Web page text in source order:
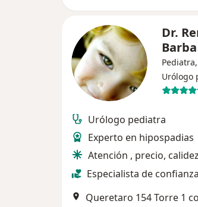
Dr.
Barba
Urólogo
Urólogo pediatra
Experto en hipospadias
Atención , precio, calidez
Especialista de confianza